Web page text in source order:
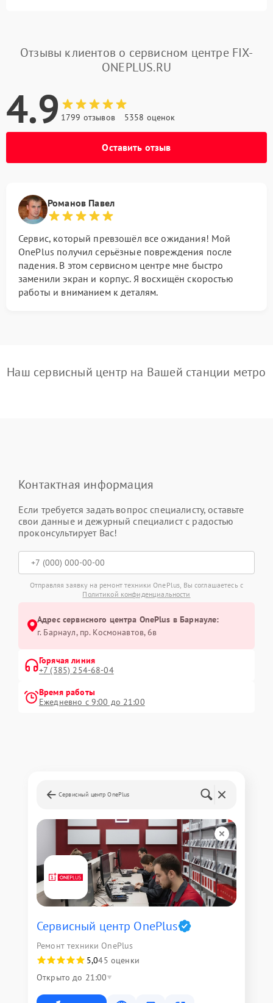
Отзывы клиентов о сервисном центре FIX-
ONEPLUS.RU
4.9 1799 отзывов 5358 оценок
Оставить отзыв
Романов Павел
Сервис, который превзошёл все ожидания! Мой
OnePlus получил серьёзные повреждения после
падения. В этом сервисном центре мне быстро
заменили экран и корпус. Я восхищён скоростью
работы и вниманием к деталям.
Наш сервисный центр на Вашей станции метро
Контактная информация
Если требуется задать вопрос специалисту, оставьте
свои данные и дежурный специалист с радостью
проконсультирует Вас!
Отправляя заявку на ремонт техники OnePlus, Вы соглашаетесь с
Политикой конфиденциальности
Адрес сервисного центра OnePlus в Барнауле:
г. Барнаул, ​пр. Космонавтов, 6в
Горячая линия
+7 (385) 254-68-04
Время работы
Ежедневно с 9:00 до 21:00
Сервисный центр OnePlus
Сервисный центр OnePlus
Ремонт техники OnePlus
5,045 оценки
Открыто до 21:00